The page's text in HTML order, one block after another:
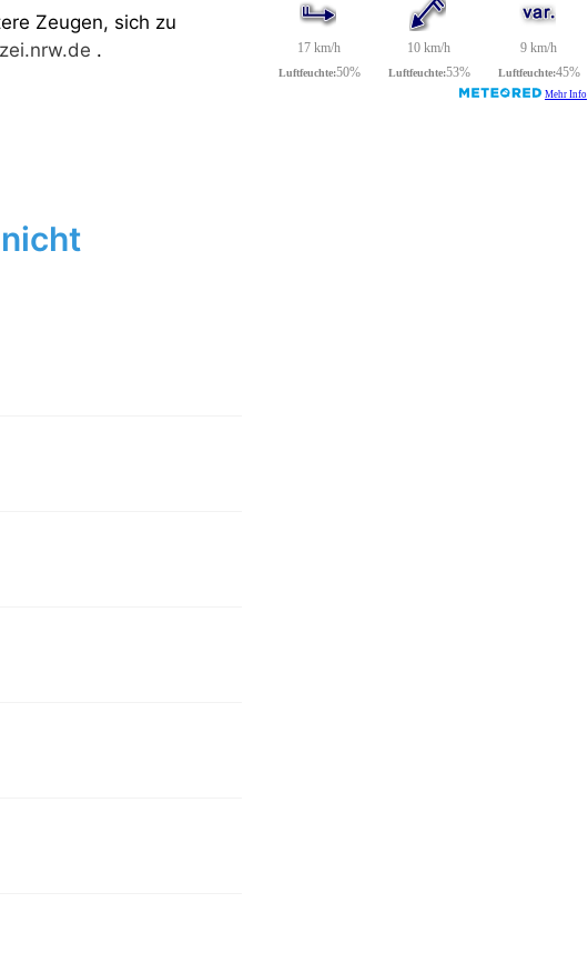
Zeugen, sich zu
.